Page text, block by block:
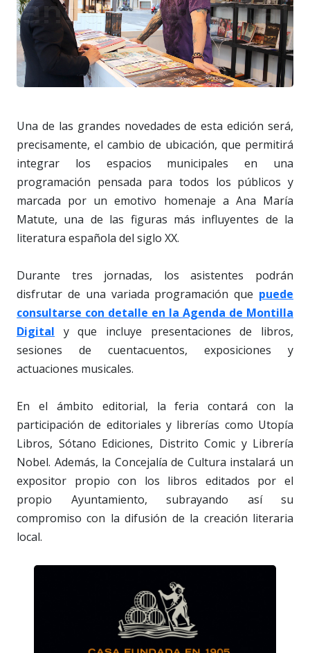
Una de las grandes novedades de esta edición será,
precisamente, el cambio de ubicación, que permitirá
integrar los espacios municipales en una
programación pensada para todos los públicos y
marcada por un emotivo homenaje a Ana María
Matute, una de las figuras más influyentes de la
literatura española del siglo XX.
Durante tres jornadas, los asistentes podrán
disfrutar de una variada programación que puede
consultarse con detalle en la Agenda de Montilla
Digital y que incluye presentaciones de libros,
sesiones de cuentacuentos, exposiciones y
actuaciones musicales.
En el ámbito editorial, la feria contará con la
participación de editoriales y librerías como Utopía
Libros, Sótano Ediciones, Distrito Comic y Librería
Nobel. Además, la Concejalía de Cultura instalará un
expositor propio con los libros editados por el
propio Ayuntamiento, subrayando así su
compromiso con la difusión de la creación literaria
local.